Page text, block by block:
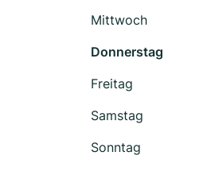
Mittwoch
Donnerstag
Freitag
Samstag
Sonntag